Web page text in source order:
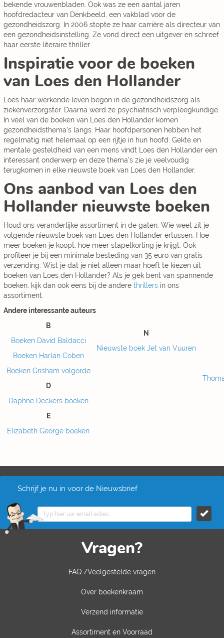
bekende vrouwenbladen. Ook was ze een aantal jaren
hoofdredacteur van Denkbeeld, een vakblad voor de
gezondheidszorg. In 2006 stopte ze haar carrière als directeur van
een gezondheidsinstelling. Ze vond direct een uitgever en schreef
haar eerste literaire thriller.
Inspiratie voor de boeken
van Loes den Hollander
Loes haar werkende leven begon in de gezondheidszorg als
ziekenverzorgster. Daarna werd ze psychiatrisch verpleegkundige.
In veel van de boeken van Loes den Hollander komen
gezondheidsthema’s langs. Haar hoofdpersonen hebben het
regelmatig niet helemaal op een rijtje in hun hoofd. Gekte en
mentale gesteldheid van een mens vindt Loes den Hollander een
interessant onderwerp en deze thema’s zie je veelvoudig
terugkomen in elke nieuwste boek van Loes den Hollander.
Ons aanbod van Loes den
Hollander nieuwste boeken
Houd ons veranderlijke assortiment in de gaten. Wie weet zit je
volgende nieuwste boek van Loes den Hollander ertussen. Hoe
meer boeken je koopt, hoe meer stapelkorting je krijgt. Ook
profiteer je bij een minimale besteding van 35 euro van gratis
verzending. Wist je dat je niet alleen maar hoeft te kiezen uit
boeken van Loes den Hollander? Als je gek bent van spannende
boeken, kijk dan ook eens bij de andere thrillers in ons
assortiment.
Andere interessante auteurs
B
Boeken David Baldacci
Boeken Harlan Coben
Boeken Grisham volgorde
D
Daphne Deckers boeken
E
Elizabeth George boeken
N
Nieuwste boek Jet van Vuuren
Schrijf je nu in voor de Nieuwsbrief
Vragen?
FAQ /Veelgestelde vragen
Over boekenkraam
Verzend informatie
Assortiment en Voorraad